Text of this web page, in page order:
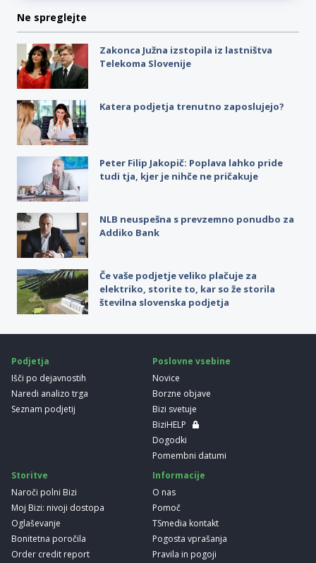
Ne spreglejte
Zakonca Južna izstopila iz lastništva
Telekoma Slovenije
Katera podjetja trenutno zaposlujejo?
Peter Filip Jakopič: Poplava lahko pride
tudi tja, kjer je nihče ne pričakuje
NLB neuspešna s prevzemno ponudbo za
Addiko Bank
Če vaše podjetje veliko plačuje za
elektriko, storite to, kar so že storila
številna slovenska podjetja
Podjetja
Išči po dejavnostih
Naredi analizo trga
Seznam podjetij
Poslovne vsebine
Novice
Borzne objave
Bizi svetuje
BiziHELP
Dogodki
Pomembni datumi
Storitve
Naroči polni Bizi
Moj Bizi: nivoji dostopa
Oglaševanje
Bonitetna poročila
Order credit report
Informacije
O nas
Pomoč
TSmedia kontakt
Pogosta vprašanja
Pravila in pogoji